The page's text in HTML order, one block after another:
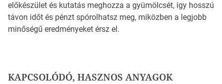
előkészület és kutatás meghozza a gyümölcsét, így hosszú
távon időt és pénzt spórolhatsz meg, miközben a legjobb
minőségű eredményeket érsz el.
KAPCSOLÓDÓ, HASZNOS ANYAGOK